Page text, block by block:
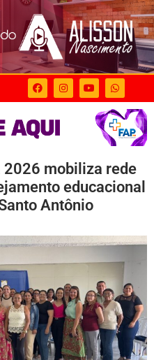
mobiliza rede
educacional
Antônio